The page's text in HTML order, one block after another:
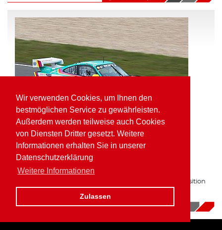
Wir verwenden Cookies, um Ihnen den
bestmöglichen Service zu gewährleisten.
Außerdem werden teilweise auch Cookies
von Diensten Dritter gesetzt. Weitere
Informationen erhalten Sie in unserer
Datenschutzerklärung
Weitere Informationen
Zulassen
Pole Position und schnellste Runde für
Kaufmann in der VLN
Zum zweiten Mal in Folge auf bester Gruppe H Startposition
16.10.2017| News